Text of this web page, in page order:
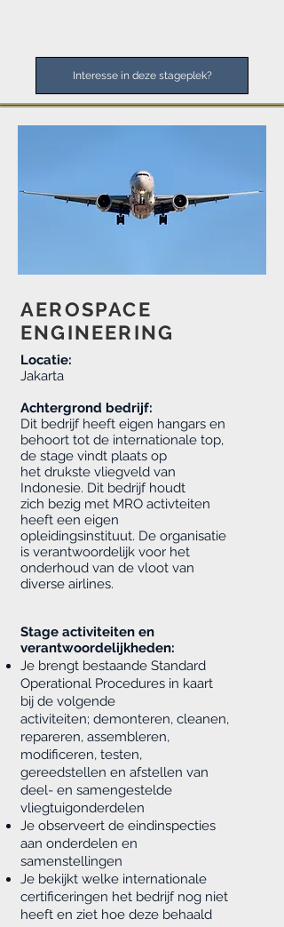
Interesse in deze stageplek?
AEROSPACE
ENGINEERING
Locatie:
Jakarta
Achtergrond bedrijf:
Dit bedrijf heeft eigen hangars en
behoort tot de internationale top,
de stage vindt plaats op
het drukste vliegveld van
Indonesie. Dit bedrijf houdt
zich bezig met MRO activteiten
heeft een eigen
opleidingsinstituut. De organisatie
is verantwoordelijk voor het
onderhoud van de vloot van
diverse airlines.
Stage activiteiten en
verantwoordelijkheden:
Je brengt bestaande Standard
Operational Procedures in kaart
bij de volgende
activiteiten; demonteren, cleanen,
repareren, assembleren,
modificeren, testen,
gereedstellen en afstellen van
deel- en samengestelde
vliegtuigonderdelen
Je observeert de eindinspecties
aan onderdelen en
samenstellingen
Je bekijkt welke internationale
certificeringen het bedrijf nog niet
heeft en ziet hoe deze behaald